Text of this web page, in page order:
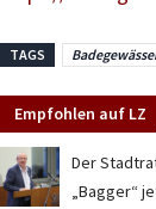
TAGS
Empfohlen auf LZ
Der
„Bagger“